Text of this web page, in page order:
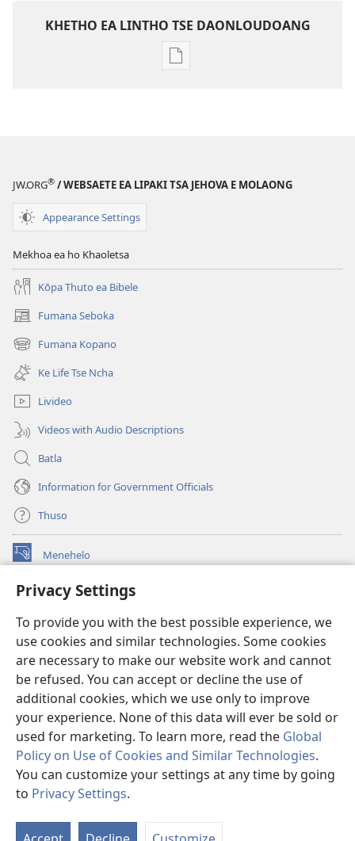
Privacy Settings
To provide you with the best possible experience, we
use cookies and similar technologies. Some cookies
are necessary to make our website work and cannot
be refused. You can accept or decline the use of
additional cookies, which we use only to improve
your experience. None of this data will ever be sold or
used for marketing. To learn more, read the Global
Policy on Use of Cookies and Similar Technologies.
You can customize your settings at any time by going
to Privacy Settings.
KHETHO EA LINTHO TSE DAONLOUDOANG
Khetho
Inthaneteng
JW.ORG® / WEBSAETE EA LIPAKI TSA JEHOVA E MOLAONG
Appearance Settings
Mekhoa ea ho Khaoletsa
Kōpa Thuto ea Bibele
Fumana Seboka
(opens
new
window)
Fumana Kopano
(opens
new
window)
Ke Life Tse Ncha
Livideo
Videos with Audio Descriptions
Batla
Information for Government Officials
Thuso
Menehelo
(opens
window)Watchtower ONLINE LIBRARY
new
window)JW Hub ®
(opens
new
window)Lenaneo la
Watchtower Library
Copyright
© 2026 Watch Tower Bible and Tract Society of Pennsylvania.
MELAO EA TŠEBELISO|